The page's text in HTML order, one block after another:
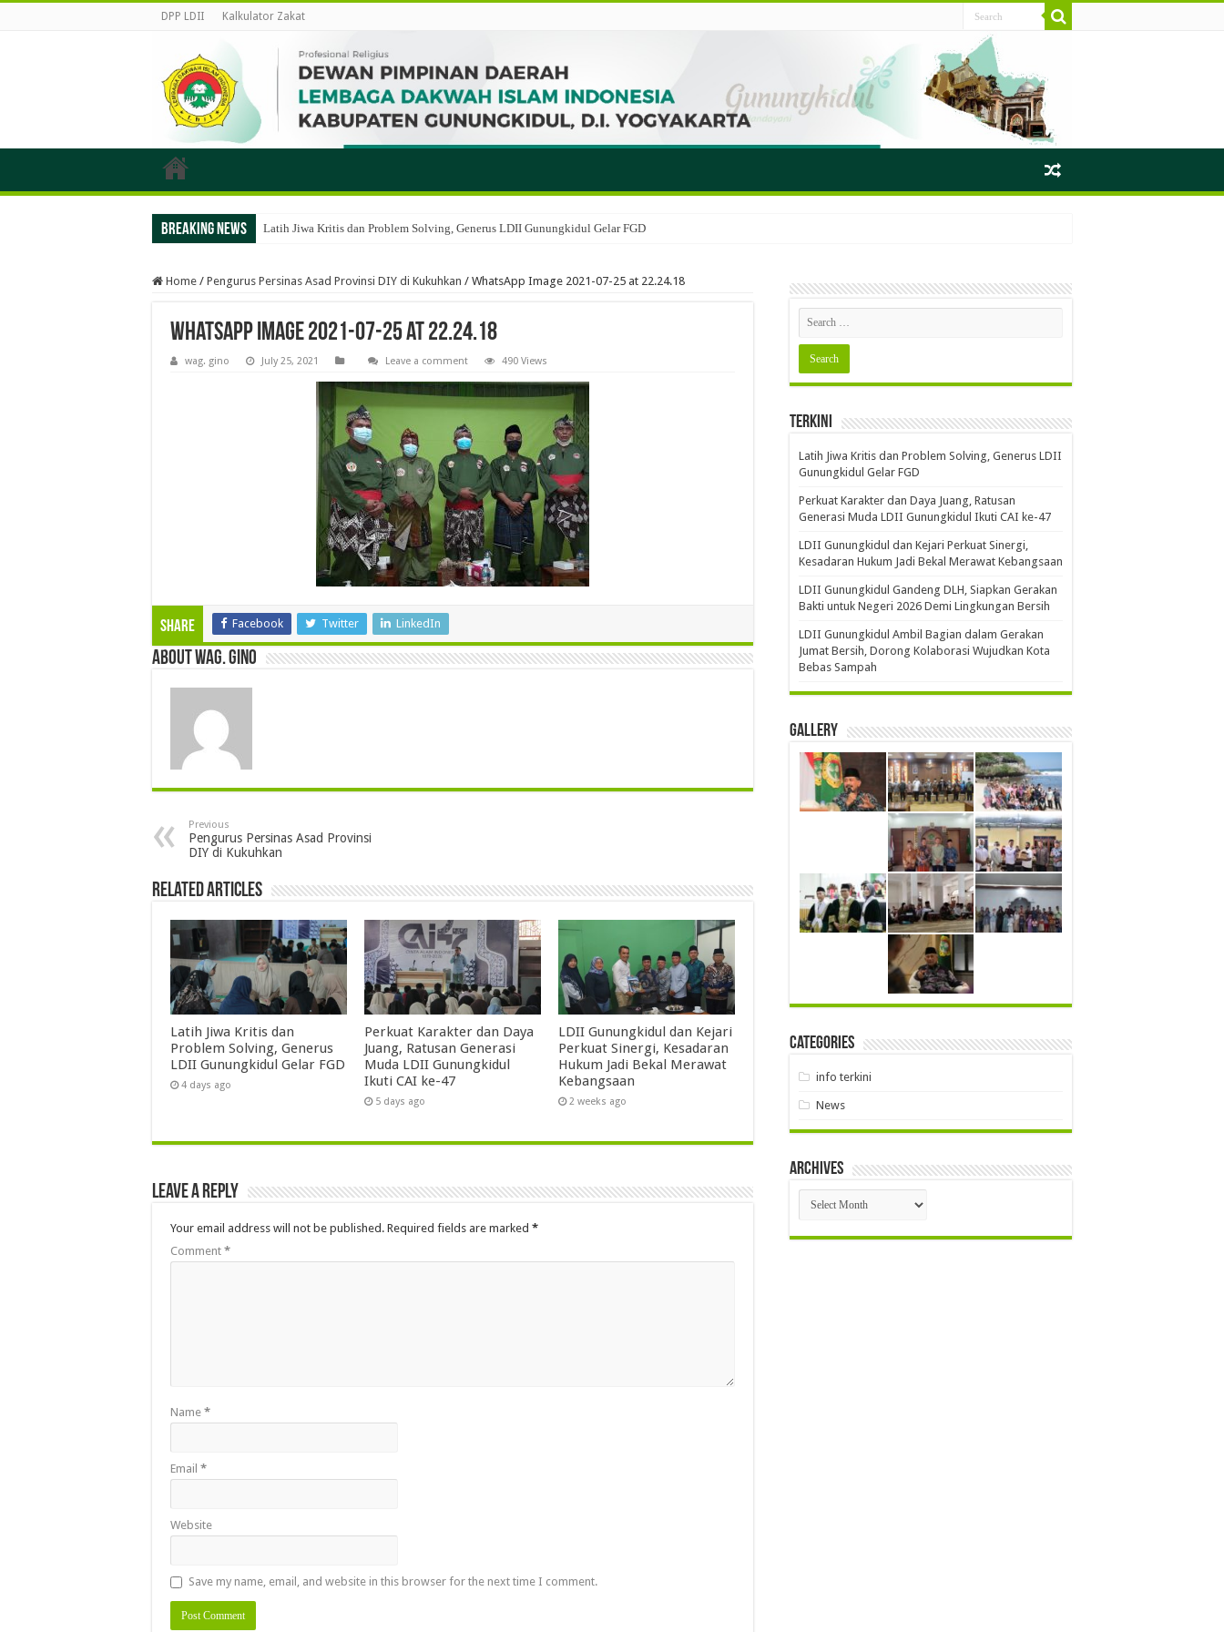
DPP LDII Kalkulator Zakat
Breaking News Latih Jiwa Kritis dan Problem Solving, Generus LDII Gunungkidul Gelar FGD
Home / Pengurus Persinas Asad Provinsi DIY di Kukuhkan / WhatsApp Image 2021-07-25 at 22.24.18
WhatsApp Image 2021-07-25 at 22.24.18
wag. gino July 25, 2021 Leave a comment 490 Views
Share Facebook Twitter LinkedIn
About wag. gino
Previous
Pengurus Persinas Asad Provinsi
DIY di Kukuhkan
Related Articles
Latih Jiwa Kritis dan
Problem Solving, Generus
LDII Gunungkidul Gelar FGD
4 days ago
Perkuat Karakter dan Daya
Juang, Ratusan Generasi
Muda LDII Gunungkidul
Ikuti CAI ke-47
5 days ago
LDII Gunungkidul dan Kejari
Perkuat Sinergi, Kesadaran
Hukum Jadi Bekal Merawat
Kebangsaan
2 weeks ago
Leave a Reply
Your email address will not be published. Required fields are marked *
Comment *
Name *
Email *
Website
Save my name, email, and website in this browser for the next time I comment.
Terkini
Latih Jiwa Kritis dan Problem Solving, Generus LDII
Gunungkidul Gelar FGD
Perkuat Karakter dan Daya Juang, Ratusan
Generasi Muda LDII Gunungkidul Ikuti CAI ke-47
LDII Gunungkidul dan Kejari Perkuat Sinergi,
Kesadaran Hukum Jadi Bekal Merawat Kebangsaan
LDII Gunungkidul Gandeng DLH, Siapkan Gerakan
Bakti untuk Negeri 2026 Demi Lingkungan Bersih
LDII Gunungkidul Ambil Bagian dalam Gerakan
Jumat Bersih, Dorong Kolaborasi Wujudkan Kota
Bebas Sampah
Gallery
Categories
info terkini
News
Archives
Archives